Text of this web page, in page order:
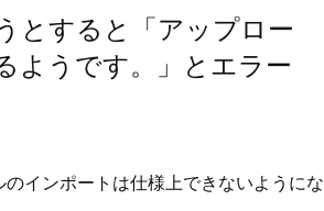
とすると「アップロー
ようです。」とエラー
インポートは仕様上できないようにな